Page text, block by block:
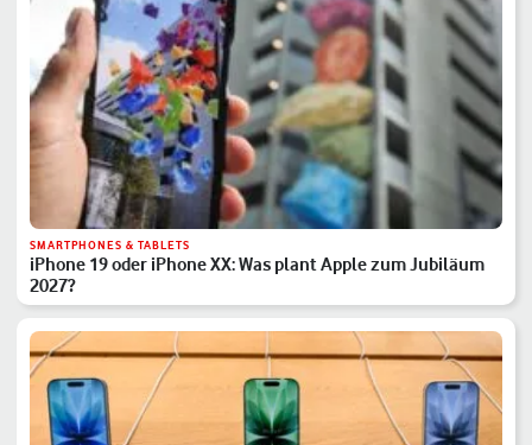
SMARTPHONES & TABLETS
iPhone 19 oder iPhone XX: Was plant Apple zum Jubiläum
2027?